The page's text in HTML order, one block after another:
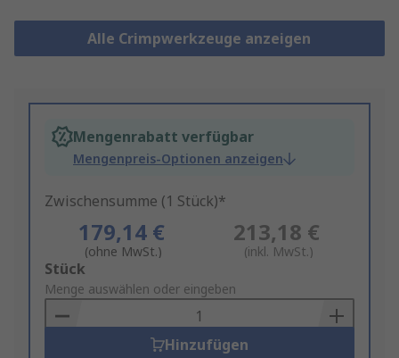
Alle Crimpwerkzeuge anzeigen
Mengenrabatt verfügbar
Mengenpreis-Optionen anzeigen
Zwischensumme (1 Stück)*
179,14 €
(ohne MwSt.)
213,18 €
(inkl. MwSt.)
Add
to
Basket
Stück
Menge auswählen oder eingeben
Hinzufügen